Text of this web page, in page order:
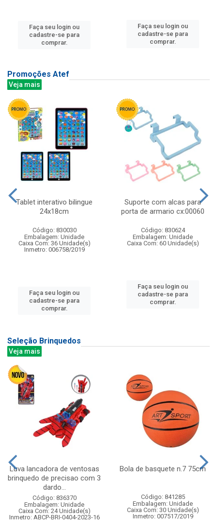
Faça seu login ou
cadastre-se para
comprar.
Faça seu login ou
cadastre-se para
comprar.
Promoções Atef
Veja mais
Tablet interativo bilingue
24x18cm
Código: 830030
Embalagem: Unidade
Caixa Com: 36 Unidade(s)
Inmetro: 006758/2019
Faça seu login ou
cadastre-se para
comprar.
Suporte com alcas para
porta de armario cx:00060
Código: 830624
Embalagem: Unidade
Caixa Com: 60 Unidade(s)
Faça seu login ou
cadastre-se para
comprar.
Seleção Brinquedos
Veja mais
Luva lancadora de ventosas
brinquedo de precisao com 3
dardo...
Código: 836370
Embalagem: Unidade
Caixa Com: 24 Unidade(s)
Inmetro: ABCP-BRI-0404-2023-16
Bola de basquete n.7 75cm
Código: 841285
Embalagem: Unidade
Caixa Com: 30 Unidade(s)
Inmetro: 007517/2019